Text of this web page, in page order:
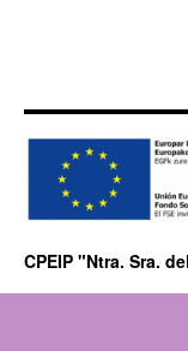
CPEIP "Ntra. Sra.